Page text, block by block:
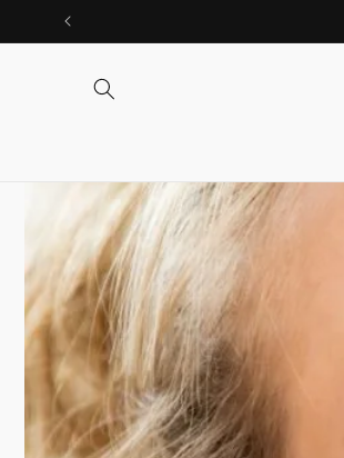
directamente
al contenido